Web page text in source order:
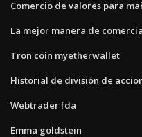
Comercio de valores para
La mejor manera de
Tron coin myetherwallet
Historial de división de
Webtrader fda
Emma goldstein